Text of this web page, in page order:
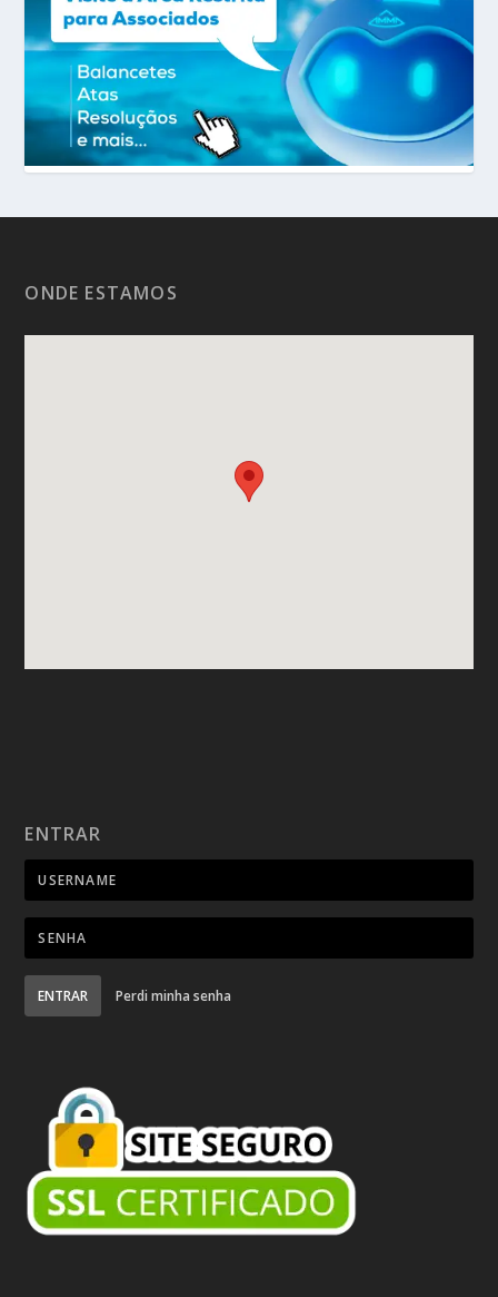
ONDE ESTAMOS
ENTRAR
ENTRAR Perdi minha senha